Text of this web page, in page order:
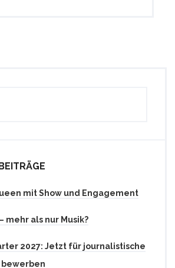
mit Show und Engagement
mehr als nur Musik?
2027: Jetzt für journalistische